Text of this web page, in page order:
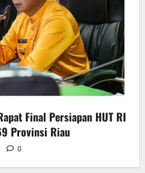
Final Persiapan HUT RI
Provinsi Riau
0